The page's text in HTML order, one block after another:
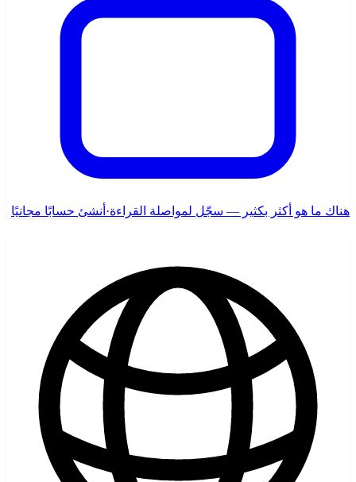
هناك ما هو أكثر بكثير — سجّل لمواصلة القراءة· أنشئ حسابًا مجانيًا